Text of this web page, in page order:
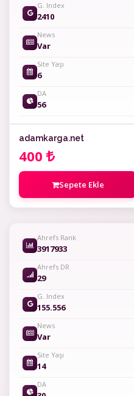
G. Index
2410
News
Var
Site Yaşı
6
DA
56
adamkarga.net
400
Sepete Ekle
Ahrefs Rank
3917933
Ahrefs DR
29
G. Index
155.556
News
Var
Site Yaşı
14
DA